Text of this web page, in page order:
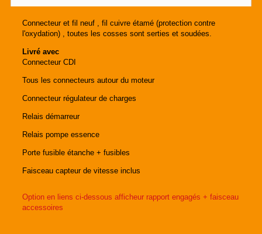
Connecteur et fil neuf , fil cuivre étamé (protection contre
l'oxydation) , toutes les cosses sont serties et soudées.
Livré avec
Connecteur CDI
Tous les connecteurs autour du moteur
Connecteur régulateur de charges
Relais démarreur
Relais pompe essence
Porte fusible étanche + fusibles
Faisceau capteur de vitesse inclus
Option en liens ci-dessous afficheur rapport engagés + faisceau
accessoires